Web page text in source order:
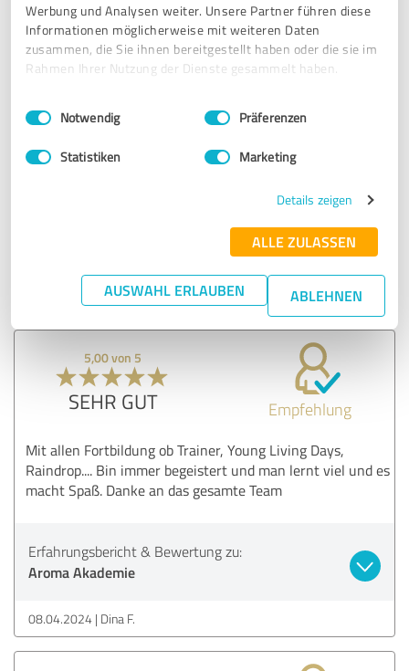
Werbung und Analysen weiter. Unsere Partner führen diese
Informationen möglicherweise mit weiteren Daten
zusammen, die Sie ihnen bereitgestellt haben oder die sie im
Rahmen Ihrer Nutzung der Dienste gesammelt haben.
Impressum Datenschutzbestimmungen
Einwilligungsauswahl
Notwendig Präferenzen
Statistiken Marketing
Details zeigen
ALLE ZULASSEN
AUSWAHL ERLAUBEN ABLEHNEN
SEHR GUT Empfehlung
Das Training ist nur zu empfehlen. Es hat so großen
motivierend!
Ich habe es nun online und offline schon gemacht, beide
waren wirklich toll und auch wieder was neues entdeckt.
Dankeschön für dieses tolle Wochenende ☀️
Erfahrungsbericht & Bewertung zu:
Sandra G.
5,00 von 5
SEHR GUT Empfehlung
Mit allen Fortbildung ob Trainer, Young Living Days,
Raindrop.... Bin immer begeistert und man lernt viel und es
macht Spaß. Danke an das gesamte Team
Erfahrungsbericht & Bewertung zu:
Aroma Akademie
08.04.2024 Dina F.